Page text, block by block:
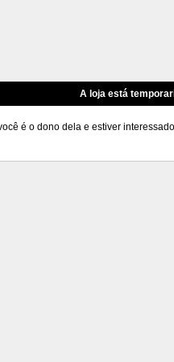
A loja está
é o dono dela e estiver